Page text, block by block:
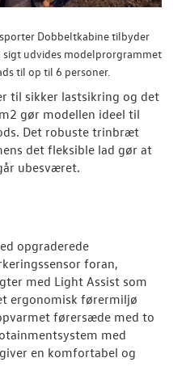
Dobbeltkabine tilbyder
sigt udvides modelprorgrammet
til op til 6 personer.
til sikker lastsikring og det
gør modellen ideel til
Det robuste trinbræt
det fleksible lad gør at
ubesværet.
opgraderede
foran,
med Light Assist som
ergonomisk førermiljø
førersæde med to
med
en komfortabel og